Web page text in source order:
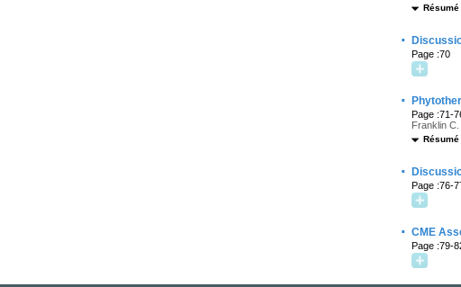
Résumé
·
Page :70
·
Page :71-
Franklin
Résumé
·
Page :76-
· CME
Page :79-